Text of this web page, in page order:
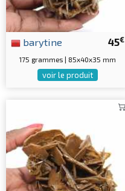
45€
barytine
175 grammes | 85x40x35 mm
voir le produit